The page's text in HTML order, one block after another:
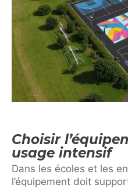
Choisir
usage intensif
Dans les écoles et les
l’équipement doit